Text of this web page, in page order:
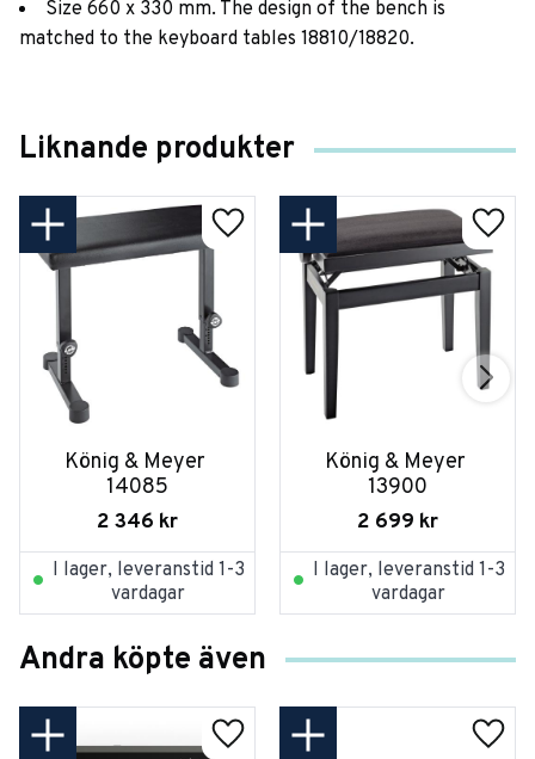
Size 660 x 330 mm. The design of the bench is
matched to the keyboard tables 18810/18820.
Liknande produkter
König & Meyer
14085
2 346 kr
I lager, leveranstid 1-3
vardagar
König & Meyer
13900
2 699 kr
I lager, leveranstid 1-3
vardagar
Andra köpte även